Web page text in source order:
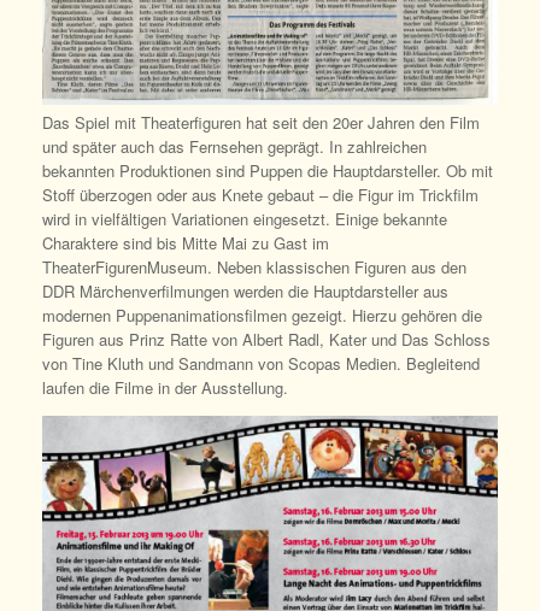
Das Spiel mit Theaterfiguren hat seit den 20er Jahren den Film
und später auch das Fernsehen geprägt. In zahlreichen
bekannten Produktionen sind Puppen die Hauptdarsteller. Ob mit
Stoff überzogen oder aus Knete gebaut – die Figur im Trickfilm
wird in vielfältigen Variationen eingesetzt. Einige bekannte
Charaktere sind bis Mitte Mai zu Gast im
TheaterFigurenMuseum. Neben klassischen Figuren aus den
DDR Märchenverfilmungen werden die Hauptdarsteller aus
modernen Puppenanimationsfilmen gezeigt. Hierzu gehören die
Figuren aus Prinz Ratte von Albert Radl, Kater und Das Schloss
von Tine Kluth und Sandmann von Scopas Medien. Begleitend
laufen die Filme in der Ausstellung.